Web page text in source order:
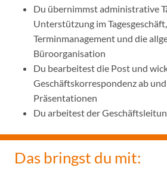
Du übernimmst administrative
Unterstützung im
Terminmanagement und die
Büroorganisation
Du bearbeitest die Post und
Geschäftskorrespondenz ab
Präsentationen
Du arbeitest der
Das bringst du mit: